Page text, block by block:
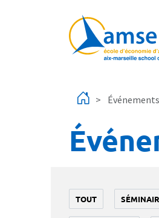
Événements
TOUT